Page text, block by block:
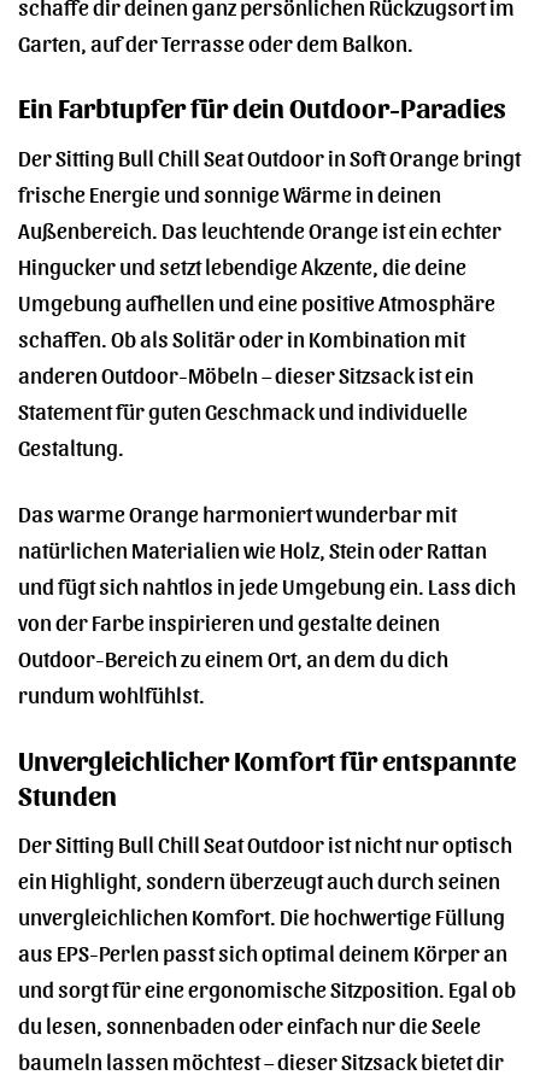
Garten, auf der Terrasse oder dem Balkon.
Ein Farbtupfer für dein Outdoor-Paradies
Der Sitting Bull Chill Seat Outdoor in Soft Orange bringt
frische Energie und sonnige Wärme in deinen
Außenbereich. Das leuchtende Orange ist ein echter
Hingucker und setzt lebendige Akzente, die deine
Umgebung aufhellen und eine positive Atmosphäre
schaffen. Ob als Solitär oder in Kombination mit
anderen Outdoor-Möbeln – dieser Sitzsack ist ein
Statement für guten Geschmack und individuelle
Gestaltung.
Das warme Orange harmoniert wunderbar mit
natürlichen Materialien wie Holz, Stein oder Rattan
und fügt sich nahtlos in jede Umgebung ein. Lass dich
von der Farbe inspirieren und gestalte deinen
Outdoor-Bereich zu einem Ort, an dem du dich
rundum wohlfühlst.
Unvergleichlicher Komfort für entspannte
Stunden
Der Sitting Bull Chill Seat Outdoor ist nicht nur optisch
ein Highlight, sondern überzeugt auch durch seinen
unvergleichlichen Komfort. Die hochwertige Füllung
aus EPS-Perlen passt sich optimal deinem Körper an
und sorgt für eine ergonomische Sitzposition. Egal ob
du lesen, sonnenbaden oder einfach nur die Seele
baumeln lassen möchtest – dieser Sitzsack bietet dir